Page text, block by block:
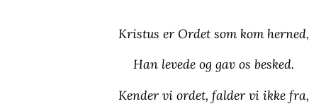
Kristus er Ordet som kom herned,
Han levede og gav os besked.
Kender vi ordet, falder vi ikke fra,